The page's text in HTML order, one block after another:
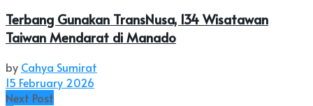
Terbang Gunakan TransNusa, 134 Wisatawan
Taiwan Mendarat di Manado
by Cahya Sumirat
15 February 2026
Next Post